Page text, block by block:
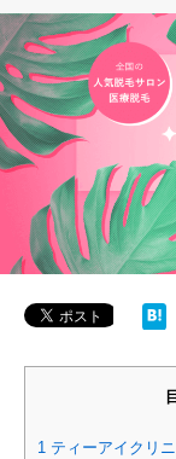
1 ティーアイクリ